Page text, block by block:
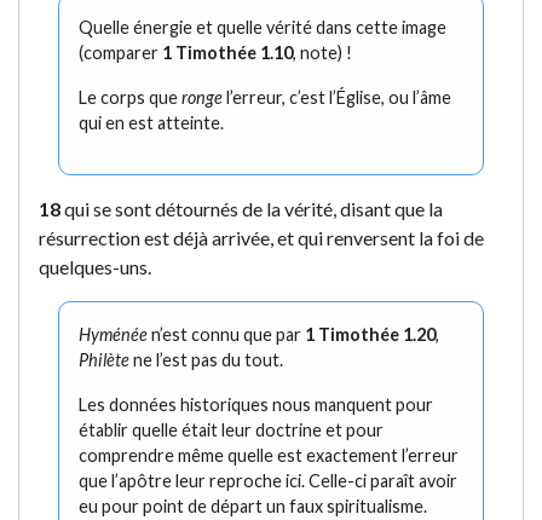
Quelle énergie et quelle vérité dans cette image
(comparer 1 Timothée 1.10, note) !
Le corps querongel’erreur, c’est l’Église, ou l’âme
qui en est atteinte.
18qui se sont détournés de la vérité, disant que la
résurrection est déjà arrivée, et qui renversent la foi de
quelques-uns.
Hyménéen’est connu que par 1 Timothée 1.20,
Philètene l’est pas du tout.
Les données historiques nous manquent pour
établir quelle était leur doctrine et pour
comprendre même quelle est exactement l’erreur
que l’apôtre leur reproche ici. Celle-ci paraît avoir
eu pour point de départ un faux spiritualisme.